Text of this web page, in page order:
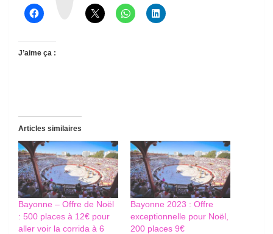
J’aime ça :
Articles similaires
Bayonne – Offre de Noël
: 500 places à 12€ pour
aller voir la corrida à 6
Bayonne 2023 : Offre
exceptionnelle pour Noël,
200 places 9€